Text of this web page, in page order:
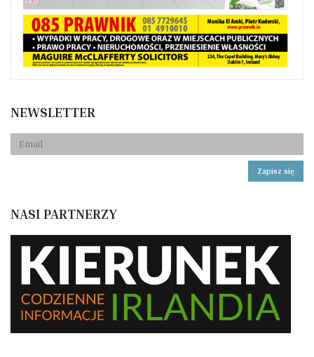
NEWSLETTER
Zapisz się
NASI PARTNERZY